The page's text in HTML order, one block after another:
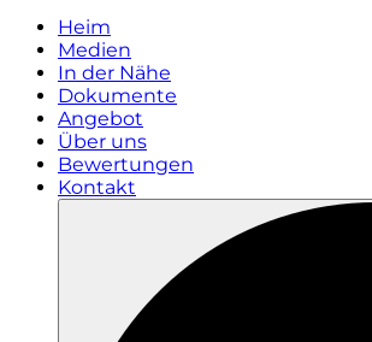
Heim
Medien
In der Nähe
Dokumente
Angebot
Über uns
Bewertungen
Kontakt